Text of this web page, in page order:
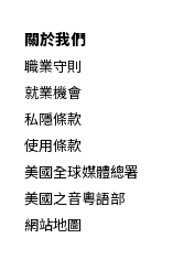
關於我們
職業守則
就業機會
私隱條款
使用條款
美國全球媒體總署
美國之音粵語部
網站地圖